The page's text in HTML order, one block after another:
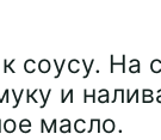
соусу. На
и
масло.